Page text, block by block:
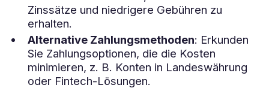
Zinssätze und niedrigere Gebühren zu
erhalten.
Alternative Zahlungsmethoden: Erkunden
Sie Zahlungsoptionen, die die Kosten
minimieren, z. B. Konten in Landeswährung
oder Fintech-Lösungen.